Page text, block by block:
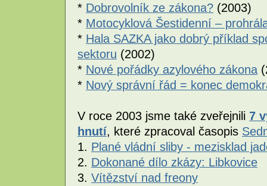
* Dobrovolník ze zákona? (2003)
* Motocyklová Šestidenní –
* Hala SAZKA jako dobrý příklad
sektoru (2002)
* Nové pořádky azylového zákona
* Nový správní řád = konec
V roce 2003 jsme také zveřejnili 7
hnutí, které zpracoval časopis
1. Plané vládní sliby - mezisklad
2. Dokonané dílo zkázy: Libkovice
3. Vítězství nad freony